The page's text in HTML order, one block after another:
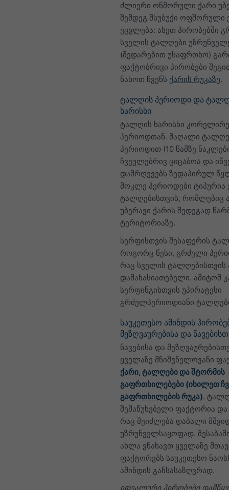
ძლიერი ონშორული ქარი
შემდეგ მსუბუქი ოფშორული
ეცვლება: ასეთ პირობებში
სველის ტალღები
(შედარებით უსაფრთხო)
ფაქტობრივი პირობები
ნახოთ ჩვენს ქარის რუკაზე.
ტალღის პერიოდი და
ხარისხი
ტალღის ხარისხი
პერიოდთან. მაღალი
პერიოდით (10 წამზე
ჩვეულებრივ ციცაბოა და
დამრღევებს ზედაპირულ
მოკლე პერიოდები ტიპურია
ტალღებისთვის, რომლებიც
უბერავი ქარის შედეგად
ტერიტორიაზე.
სერფისთვის შესაფერის
როგორც წესი, გრძელი
რაც სველის ტალღებისთვის
დამახასიათებელი. ამიტომ
სერფინგისთვის უპირატესი
გრძელპერიოდიანი
საუკეთესო ამინდის
მეზღვაურებისა და
ნავებისა და
ყველაზე მნიშვნელოვანი
ქარი, ტალღები და შტორმის
გაფრთხილებები (იხილეთ
გაფრთხილების რუკა).
შემაწუხებელი ფაქტორია
რაც შეიძლება დაბალი
უზრუნველსაყოფად.
ახლა ვნახავთ ყველაზე
ფაქტორებს საუკეთესო
ამინდის განსასაზღვრად.
იდეალური პირობები